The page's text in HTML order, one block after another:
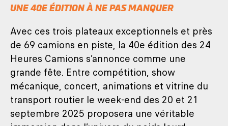
UNE 40E ÉDITION À NE PAS MANQUER
Avec ces trois plateaux exceptionnels et près
de 69 camions en piste, la 40e édition des 24
Heures Camions s’annonce comme une
grande fête. Entre compétition, show
mécanique, concert, animations et vitrine du
transport routier le week-end des 20 et 21
septembre 2025 proposera une véritable